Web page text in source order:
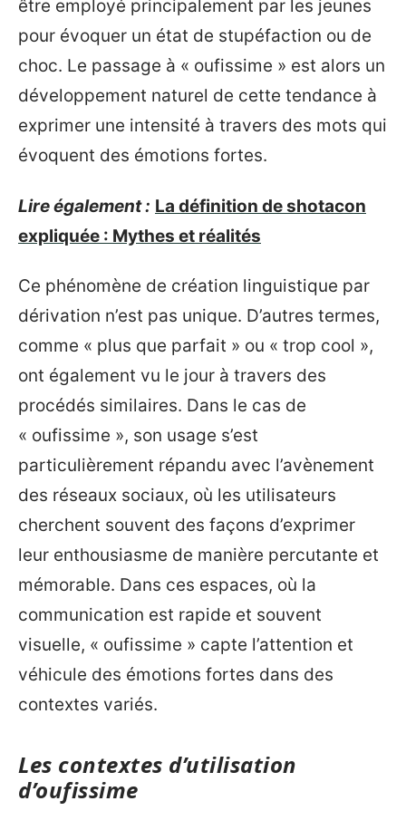
être employé principalement par les jeunes
pour évoquer un état de stupéfaction ou de
choc. Le passage à « oufissime » est alors un
développement naturel de cette tendance à
exprimer une intensité à travers des mots qui
évoquent des émotions fortes.
Lire également : La définition de shotacon
expliquée : Mythes et réalités
Ce phénomène de création linguistique par
dérivation n’est pas unique. D’autres termes,
comme « plus que parfait » ou « trop cool »,
ont également vu le jour à travers des
procédés similaires. Dans le cas de
« oufissime », son usage s’est
particulièrement répandu avec l’avènement
des réseaux sociaux, où les utilisateurs
cherchent souvent des façons d’exprimer
leur enthousiasme de manière percutante et
mémorable. Dans ces espaces, où la
communication est rapide et souvent
visuelle, « oufissime » capte l’attention et
véhicule des émotions fortes dans des
contextes variés.
Les contextes d’utilisation
d’oufissime